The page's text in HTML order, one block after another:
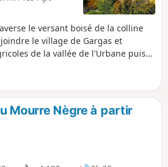
le versant boisé de la colline
le village de Gargas et
de la vallée de l'Urbane puis
visiter l'ancienne carrière d'ocre,
et cheminées de fée
L'itinéraire retrouve les champs
les étroites Gorges de la Véroncle,
puis remonte le Ravin de
Camping des Sources.
Mourre Nègre à partir